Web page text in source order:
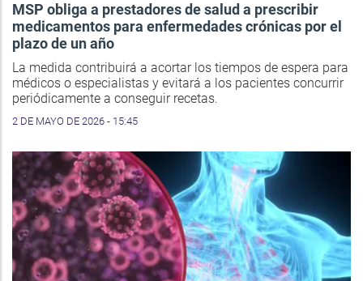
MSP obliga a prestadores de salud a prescribir
medicamentos para enfermedades crónicas por el
plazo de un año
La medida contribuirá a acortar los tiempos de espera para
médicos o especialistas y evitará a los pacientes concurrir
periódicamente a conseguir recetas.
2 DE MAYO DE 2026 - 15:45